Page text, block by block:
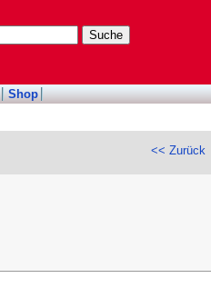
Shop
<< Zurück